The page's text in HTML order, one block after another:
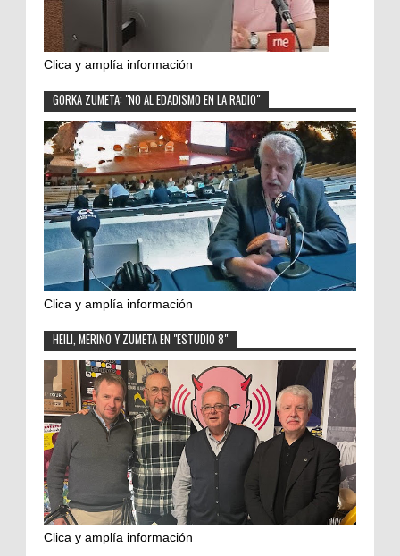
Clica y amplía información
GORKA ZUMETA: "NO AL EDADISMO EN LA RADIO"
Clica y amplía información
HEILI, MERINO Y ZUMETA EN "ESTUDIO 8"
Clica y amplía información